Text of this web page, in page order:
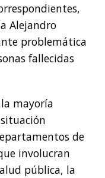
Alejandro
problemática
fallecidas
mayoría
de
involucran
pública, la